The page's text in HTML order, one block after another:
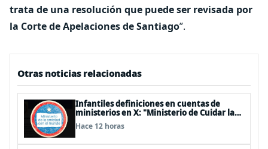
trata de una resolución que puede ser revisada por
la Corte de Apelaciones de Santiago”.
Otras noticias relacionadas
Infantiles definiciones en cuentas de
ministerios en X: "Ministerio de Cuidar la
Plata", "Ministerio de la amistad..."
Hace 12 horas